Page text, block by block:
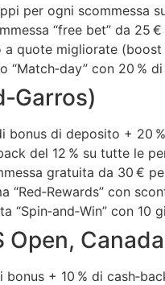
per ogni scommessa
“free bet” da 25
a quote migliorate
“Match‑day” con 20 %
bonus di deposito + 20
del 12 % su tutte le
gratuita da 30 €
“Red‑Rewards” con
“Spin‑and‑Win” con
Open,
bonus + 10 % di